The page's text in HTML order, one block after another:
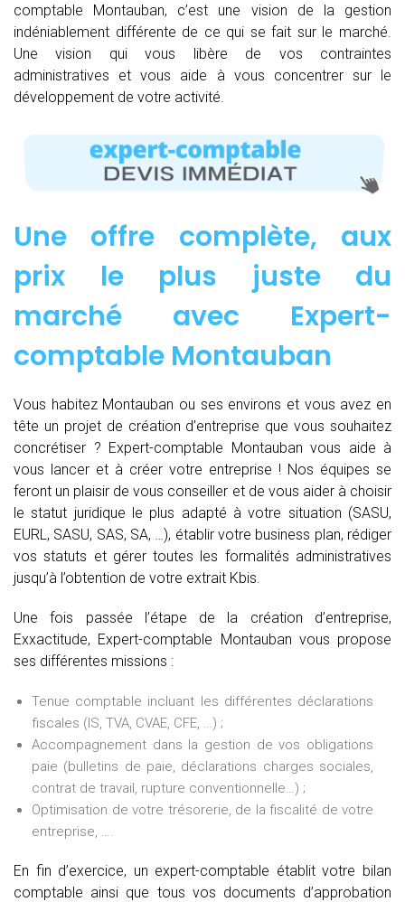
comptable Montauban, c’est une vision de la gestion
indéniablement différente de ce qui se fait sur le marché.
Une vision qui vous libère de vos contraintes
administratives et vous aide à vous concentrer sur le
développement de votre activité.
Une offre complète, aux
prix le plus juste du
marché avec Expert-
comptable Montauban
Vous habitez Montauban ou ses environs et vous avez en
tête un projet de création d’entreprise que vous souhaitez
concrétiser ? Expert-comptable Montauban vous aide à
vous lancer et à créer votre entreprise ! Nos équipes se
feront un plaisir de vous conseiller et de vous aider à choisir
le statut juridique le plus adapté à votre situation (SASU,
EURL, SASU, SAS, SA, …), établir votre business plan, rédiger
vos statuts et gérer toutes les formalités administratives
jusqu’à l’obtention de votre extrait Kbis.
Une fois passée l’étape de la création d’entreprise,
Exxactitude, Expert-comptable Montauban vous propose
ses différentes missions :
Tenue comptable incluant les différentes déclarations
fiscales (IS, TVA, CVAE, CFE, …) ;
Accompagnement dans la gestion de vos obligations
paie (bulletins de paie, déclarations charges sociales,
contrat de travail, rupture conventionnelle…) ;
Optimisation de votre trésorerie, de la fiscalité de votre
entreprise, ….
En fin d’exercice, un expert-comptable établit votre bilan
comptable ainsi que tous vos documents d’approbation